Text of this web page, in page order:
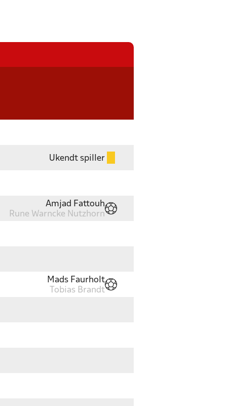
Ukendt spiller
Amjad Fattouh
Rune Warncke Nutzhorn
Mads Faurholt
Tobias Brandt